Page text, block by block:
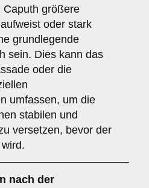
Caputh größere
oder stark
grundlegende
sein. Dies kann das
oder die
umfassen, um die
stabilen und
versetzen, bevor der
nach der